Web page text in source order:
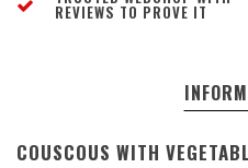
REVIEWS TO PROVE IT
COUSCOUS WITH